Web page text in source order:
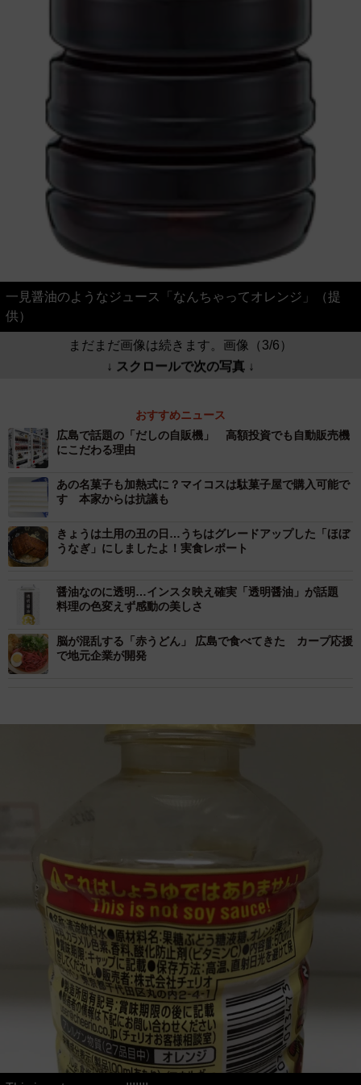
一見醤油のようなジュース「なんちゃってオレンジ」（提
供）
まだまだ画像は続きます。画像（3/6）
↓ スクロールで次の写真 ↓
おすすめニュース
広島で話題の「だしの自販機」 高額投資でも自動販売機
にこだわる理由
あの名菓子も加熱式に？マイコスは駄菓子屋で購入可能で
す 本家からは抗議も
きょうは土用の丑の日…うちはグレードアップした「ほぼ
うなぎ」にしましたよ！実食レポート
醤油なのに透明…インスタ映え確実「透明醤油」が話題
料理の色変えず感動の美しさ
脳が混乱する「赤うどん」 広島で食べてきた カープ応援
で地元企業が開発